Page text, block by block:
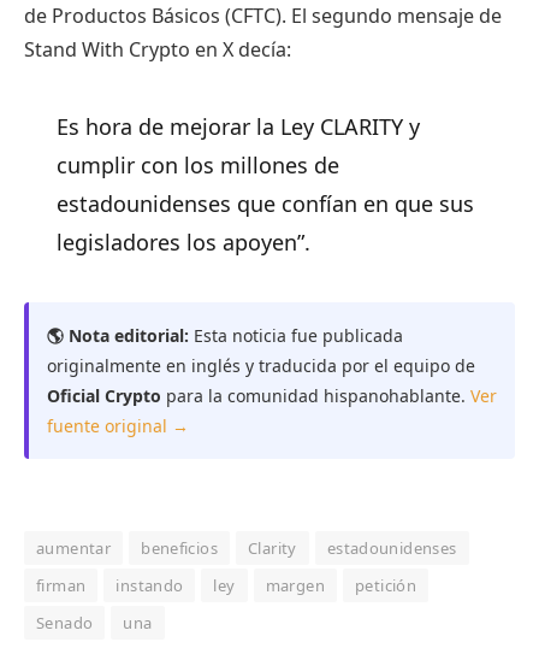
de Productos Básicos (CFTC). El segundo mensaje de
Stand With Crypto en X decía:
Es hora de mejorar la Ley CLARITY y
cumplir con los millones de
estadounidenses que confían en que sus
legisladores los apoyen”.
🌎 Nota editorial: Esta noticia fue publicada
originalmente en inglés y traducida por el equipo de
Oficial Crypto para la comunidad hispanohablante. Ver
fuente original →
aumentar beneficios Clarity
estadounidenses
firman
instando ley margen
petición
Senado
una